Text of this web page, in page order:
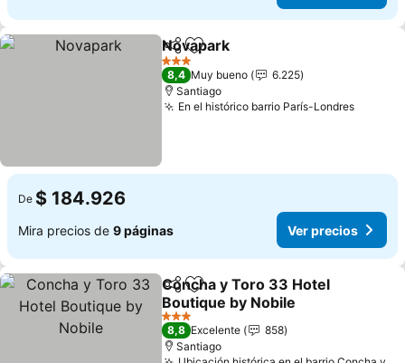
CompartirAgregar a favoritos
Novapark
3 Estrellas
8,4 Muy bueno
6.225
Santiago
En el histórico barrio París-Londres
De $ 184.926
Mira precios de 9 páginas Ver precios
CompartirAgregar a favoritos
Concha y Toro 33 Hotel
Boutique by Nobile
3 Estrellas
8,8 Excelente
858
Santiago